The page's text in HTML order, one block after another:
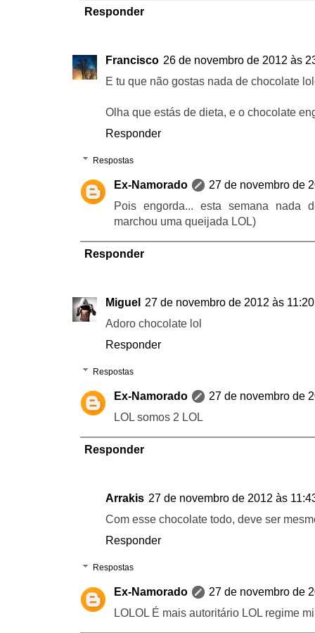
Responder
Francisco 26 de novembro de 2012 às
E tu que não gostas nada de chocolate
Olha que estás de dieta, e o chocolate
Responder
Respostas
Ex-Namorado
27 de novembro de
Pois engorda... esta semana nada
marchou uma queijada LOL)
Responder
Miguel
27 de novembro de 2012 às 11:20
Adoro chocolate lol
Responder
Respostas
Ex-Namorado
27 de novembro de
LOL somos 2 LOL
Responder
Arrakis 27 de novembro de 2012 às
Com esse chocolate todo, deve ser
Responder
Respostas
Ex-Namorado
27 de novembro de
LOLOL É mais autoritário LOL regime